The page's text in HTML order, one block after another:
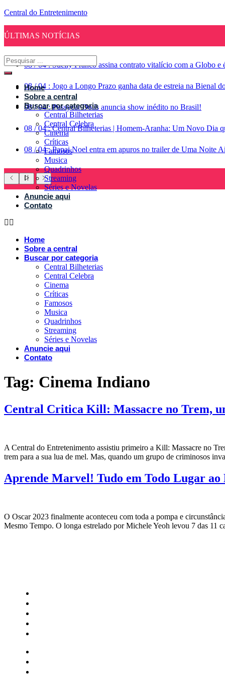
Central do Entretenimento
ÚLTIMAS NOTÍCIAS
08 / 04 : Suelly Franco assina contrato vitalício com a Globo e
08 / 04 : Jogo a Longo Prazo ganha data de estreia na Bienal
08 / 04 : Pussycat Dolls anuncia show inédito no Brasil!
08 / 04 : Central Bilheterias | Homem-Aranha: Um Novo Dia
08 / 04 : Papai Noel entra em apuros no trailer de Uma Noite
Home
Sobre a central
Buscar por categoria
Central Bilheterias
Central Celebra
Cinema
Críticas
Famosos
Musica
Quadrinhos
Streaming
Séries e Novelas
Anuncie aqui
Contato
Home
Sobre a central
Buscar por categoria
Central Bilheterias
Central Celebra
Cinema
Críticas
Famosos
Musica
Quadrinhos
Streaming
Séries e Novelas
Anuncie aqui
Contato
Tag: Cinema Indiano
Central Critica Kill: Massacre no Trem,
A Central do Entretenimento assistiu primeiro a Kill: Massacre no
trem para a sua lua de mel. Mas, quando um grupo de criminosos
Aprende Marvel! Tudo em Todo Lugar ao
O Oscar 2023 finalmente aconteceu com toda a pompa e
Mesmo Tempo. O longa estrelado por Michele Yeoh levou 7 das